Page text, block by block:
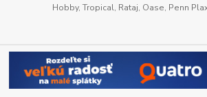
Hobby, Tropical, Rataj, Oase, Penn